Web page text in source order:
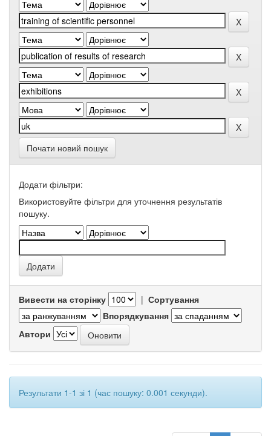
Почати новий пошук
Додати фільтри:
Використовуйте фільтри для уточнення результатів
пошуку.
Вивести на сторінку | Сортування
Впорядкування
Автори
Результати 1-1 зі 1 (час пошуку: 0.001 секунди).